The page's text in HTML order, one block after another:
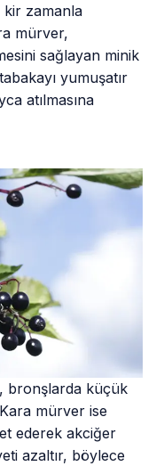
kir zamanla
mürver,
sağlayan minik
yumuşatır
atılmasına
bronşlarda küçük
mürver ise
ederek akciğer
azaltır, böylece